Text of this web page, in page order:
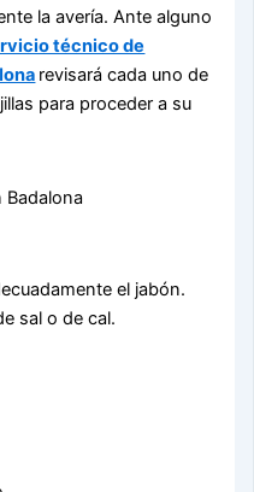
la avería. Ante alguno
técnico de
revisará cada uno de
para proceder a su
el jabón.
sal o de cal.